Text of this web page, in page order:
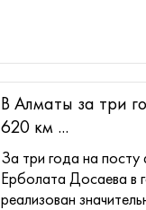
В Алматы за три
620 км ...
За три года на
Ерболата Досаева в
реализован